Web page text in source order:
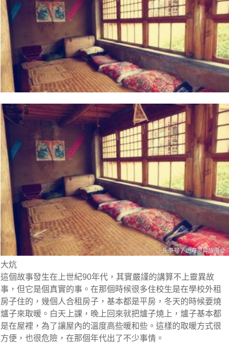
大炕
這個故事發生在上世紀90年代，其實嚴謹的講算不上靈異故
事，但它是個真實的事。在那個時候很多住校生是在學校外租
房子住的，幾個人合租房子，基本都是平房，冬天的時候要燒
爐子來取暖。白天上課，晚上回來就把爐子燒上，爐子基本都
是在屋裡，為了讓屋內的溫度高些暖和些。這樣的取暖方式很
方便，也很危險，在那個年代出了不少事情。